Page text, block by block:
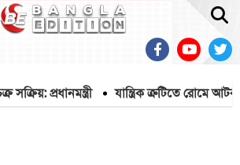
প্রধানমন্ত্রী যান্ত্রিক ত্রুটিতে রোমে আটকা